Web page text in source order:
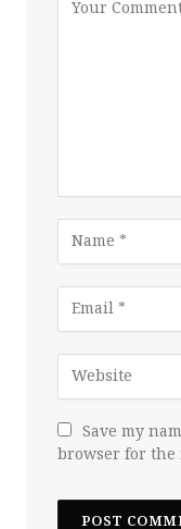
Save my
browser for the